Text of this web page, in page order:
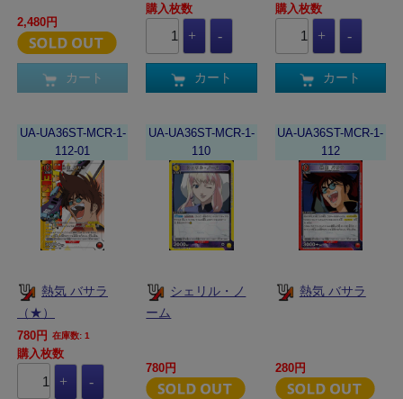
2,480円
カート
購入枚数
カート
購入枚数
カート
UA-UA36ST-MCR-1-
112-01
熱気 バサラ
（★）
780円 在庫数: 1
購入枚数
UA-UA36ST-MCR-1-
110
シェリル・ノ
ーム
780円
UA-UA36ST-MCR-1-
112
熱気 バサラ
280円